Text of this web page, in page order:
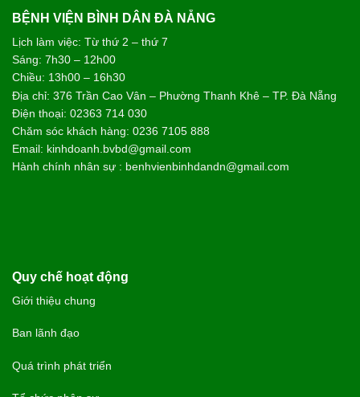
BỆNH VIỆN BÌNH DÂN ĐÀ NẴNG
Lịch làm việc: Từ thứ 2 – thứ 7
Sáng: 7h30 – 12h00
Chiều: 13h00 – 16h30
Địa chỉ: 376 Trần Cao Vân – Phường Thanh Khê – TP. Đà Nẵng
Điện thoại: 02363 714 030
Chăm sóc khách hàng: 0236 7105 888
Email: kinhdoanh.bvbd@gmail.com
Hành chính nhân sự : benhvienbinhdandn@gmail.com
Quy chế hoạt động
Giới thiệu chung
Ban lãnh đạo
Quá trình phát triển